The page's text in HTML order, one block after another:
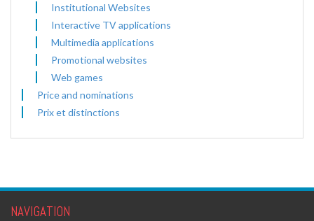
Institutional Websites
Interactive TV applications
Multimedia applications
Promotional websites
Web games
Price and nominations
Prix et distinctions
NAVIGATION